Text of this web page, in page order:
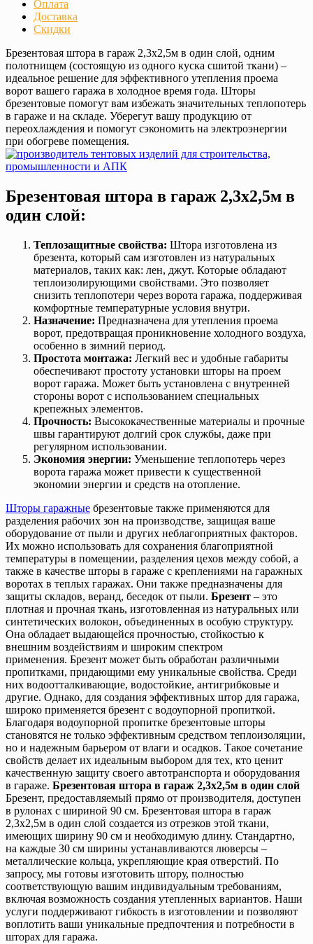
Оплата
Доставка
Скидки
Брезентовая штора в гараж 2,3х2,5м в один слой, одним
полотнищем (состоящую из одного куска сшитой ткани) –
идеальное решение для эффективного утепления проема
ворот вашего гаража в холодное время года. Шторы
брезентовые помогут вам избежать значительных теплопотерь
в гараже и на складе. Уберегут вашу продукцию от
переохлаждения и помогут сэкономить на электроэнергии
при обогреве помещения.
Брезентовая штора в гараж 2,3х2,5м в
один слой:
Теплозащитные свойства: Штора изготовлена из
брезента, который сам изготовлен из натуральных
материалов, таких как: лен, джут. Которые обладают
теплоизолирующими свойствами. Это позволяет
снизить теплопотери через ворота гаража, поддерживая
комфортные температурные условия внутри.
Назначение: Предназначена для утепления проема
ворот, предотвращая проникновение холодного воздуха,
особенно в зимний период.
Простота монтажа: Легкий вес и удобные габариты
обеспечивают простоту установки шторы на проем
ворот гаража. Может быть установлена с внутренней
стороны ворот с использованием специальных
крепежных элементов.
Прочность: Высококачественные материалы и прочные
швы гарантируют долгий срок службы, даже при
регулярном использовании.
Экономия энергии: Уменьшение теплопотерь через
ворота гаража может привести к существенной
экономии энергии и средств на отопление.
Шторы гаражные брезентовые также применяются для
разделения рабочих зон на производстве, защищая ваше
оборудование от пыли и других неблагоприятных факторов.
Их можно использовать для сохранения благоприятной
температуры в помещении, разделения цехов между собой, а
также в качестве шторы в гараже с креплениями на гаражных
воротах в теплых гаражах. Они также предназначены для
защиты складов, веранд, беседок от пыли. Брезент – это
плотная и прочная ткань, изготовленная из натуральных или
синтетических волокон, объединенных в особую структуру.
Она обладает выдающейся прочностью, стойкостью к
внешним воздействиям и широким спектром
применения. Брезент может быть обработан различными
пропитками, придающими ему уникальные свойства. Среди
них водоотталкивающие, водостойкие, антигрибковые и
другие. Однако, для создания эффективных штор для гаража,
широко применяется брезент с водоупорной пропиткой.
Благодаря водоупорной пропитке брезентовые шторы
становятся не только эффективным средством теплоизоляции,
но и надежным барьером от влаги и осадков. Такое сочетание
свойств делает их идеальным выбором для тех, кто ценит
качественную защиту своего автотранспорта и оборудования
в гараже. Брезентовая штора в гараж 2,3х2,5м в один слой
Брезент, предоставляемый прямо от производителя, доступен
в рулонах с шириной 90 см. Брезентовая штора в гараж
2,3х2,5м в один слой создается из отрезков этой ткани,
имеющих ширину 90 см и необходимую длину. Стандартно,
на каждые 30 см ширины устанавливаются люверсы –
металлические кольца, укрепляющие края отверстий. По
запросу, мы готовы изготовить штору, полностью
соответствующую вашим индивидуальным требованиям,
включая возможность создания утепленных вариантов. Наши
услуги поддерживают гибкость в изготовлении и позволяют
воплотить ваши уникальные предпочтения и потребности в
шторах для гаража.